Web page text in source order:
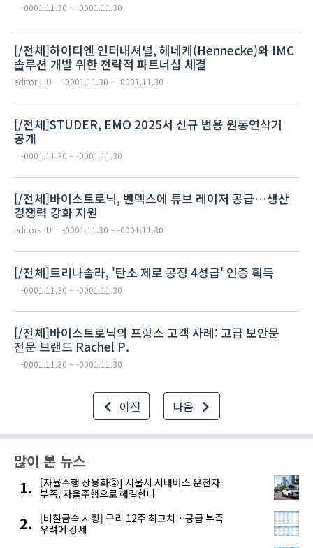
-0001.11.30 ~ -0001.11.30
[/전체]하이티엔 인터내셔널, 헤네케(Hennecke)와 IMC
솔루션 개발 위한 전략적 파트너십 체결
editor-LIU -0001.11.30 ~ -0001.11.30
[/전체]STUDER, EMO 2025서 신규 범용 원통연삭기
공개
-0001.11.30 ~ -0001.11.30
[/전체]바이스트로닉, 벤덱스에 튜브 레이저 공급…생산
경쟁력 강화 지원
editor-LIU -0001.11.30 ~ -0001.11.30
[/전체]트리나솔라, '탄소 제로 공장 4성급' 인증 획득
-0001.11.30 ~ -0001.11.30
[/전체]바이스트로닉의 프랑스 고객 사례: 고급 보안문
전문 브랜드 Rachel P.
-0001.11.30 ~ -0001.11.30
이전 다음
많이 본 뉴스
[자율주행 상용화②] 서울시 시내버스 운전자
부족, 자율주행으로 해결한다
[비철금속 시황] 구리 12주 최고치…공급 부족
우려에 강세